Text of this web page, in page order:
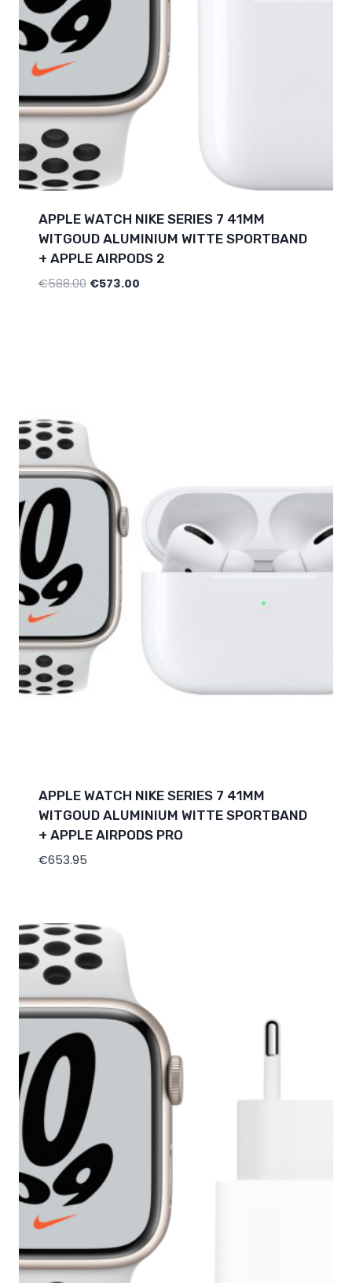
APPLE WATCH NIKE SERIES 7 41MM
WITGOUD ALUMINIUM WITTE SPORTBAND
+ APPLE AIRPODS 2
€588.00 €573.00
APPLE WATCH NIKE SERIES 7 41MM
WITGOUD ALUMINIUM WITTE SPORTBAND
+ APPLE AIRPODS PRO
€653.95